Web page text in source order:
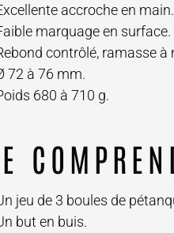
accroche en main.
marquage en surface.
contrôlé, ramasse à
72 à 76 mm.
680 à 710 g.
jeu de 3 boules de
but en buis.